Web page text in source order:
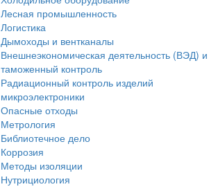
Лесная промышленность
Логистика
Дымоходы и вентканалы
Внешнеэкономическая деятельность (ВЭД) и
таможенный контроль
Радиационный контроль изделий
микроэлектроники
Опасные отходы
Метрология
Библиотечное дело
Коррозия
Методы изоляции
Нутрициология